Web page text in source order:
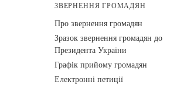
ЗВЕРНЕННЯ ГРОМАДЯН
Про звернення громадян
Зразок звернення громадян до
Президента України
Графік прийому громадян
Електронні петиції